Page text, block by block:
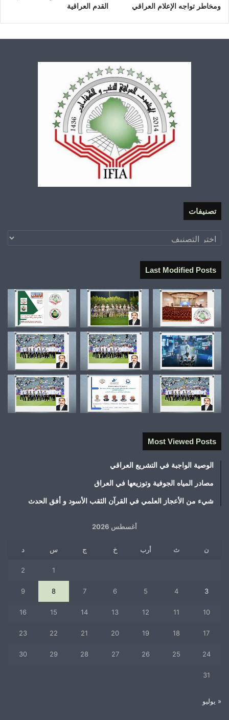
ومخاطر تواجه الإعلام العراقي
القدم العراقية
تصنيفات
تصنيفات
Last Modified Posts
Most Viewed Posts
الوصية الواجبة في التشريع العراقي
مصادر المياه الجوفية وتوزيعها في العراق
شيء من الأعجاز العلمي في القرآن الثقب الأسود و أفق الحدث
أغسطس 2026
ن ث أرب خ ج س د
1
2
3
4
5
6
7
8
9
10
11
12
13
14
15
16
17
18
19
20
21
22
23
24
25
26
27
28
29
30
31
« يوليو